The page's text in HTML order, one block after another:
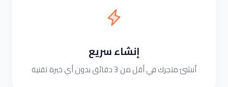
إنشاء سريع
أنشئ متجرك في أقل من 3 دقائق بدون أي خبرة تقنية